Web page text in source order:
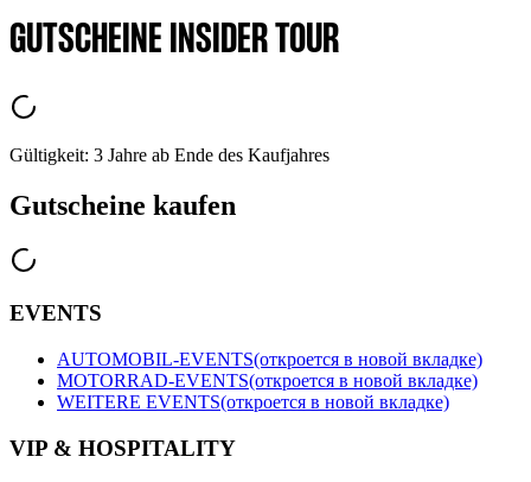
GUTSCHEINE INSIDER TOUR
Gültigkeit: 3 Jahre ab Ende des Kaufjahres
Gutscheine kaufen
EVENTS
AUTOMOBIL-EVENTS(откроется в новой вкладке)
MOTORRAD-EVENTS(откроется в новой вкладке)
WEITERE EVENTS(откроется в новой вкладке)
VIP & HOSPITALITY